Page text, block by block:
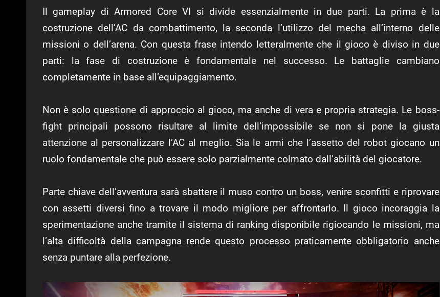
Il gameplay di Armored Core VI si divide essenzialmente in due parti. La prima è la
costruzione dell’AC da combattimento, la seconda l’utilizzo del mecha all’interno delle
missioni o dell’arena. Con questa frase intendo letteralmente che il gioco è diviso in due
parti: la fase di costruzione è fondamentale nel successo. Le battaglie cambiano
completamente in base all’equipaggiamento.
Non è solo questione di approccio al gioco, ma anche di vera e propria strategia. Le boss-
fight principali possono risultare al limite dell’impossibile se non si pone la giusta
attenzione al personalizzare l’AC al meglio. Sia le armi che l’assetto del robot giocano un
ruolo fondamentale che può essere solo parzialmente colmato dall’abilità del giocatore.
Parte chiave dell’avventura sarà sbattere il muso contro un boss, venire sconfitti e riprovare
con assetti diversi fino a trovare il modo migliore per affrontarlo. Il gioco incoraggia la
sperimentazione anche tramite il sistema di ranking disponibile rigiocando le missioni, ma
l’alta difficoltà della campagna rende questo processo praticamente obbligatorio anche
senza puntare alla perfezione.